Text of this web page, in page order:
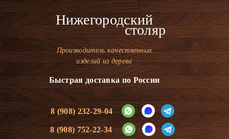
Нижегородский
столяр
Производитель качественных
изделий из дерева
Быстрая доставка по России
8 (908) 232-29-04
8 (908) 752-22-34